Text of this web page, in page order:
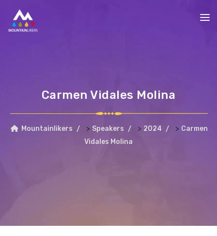
Carmen Vidales Molina
Mountainlikers > Speakers > 2024 > Carmen
Vidales Molina